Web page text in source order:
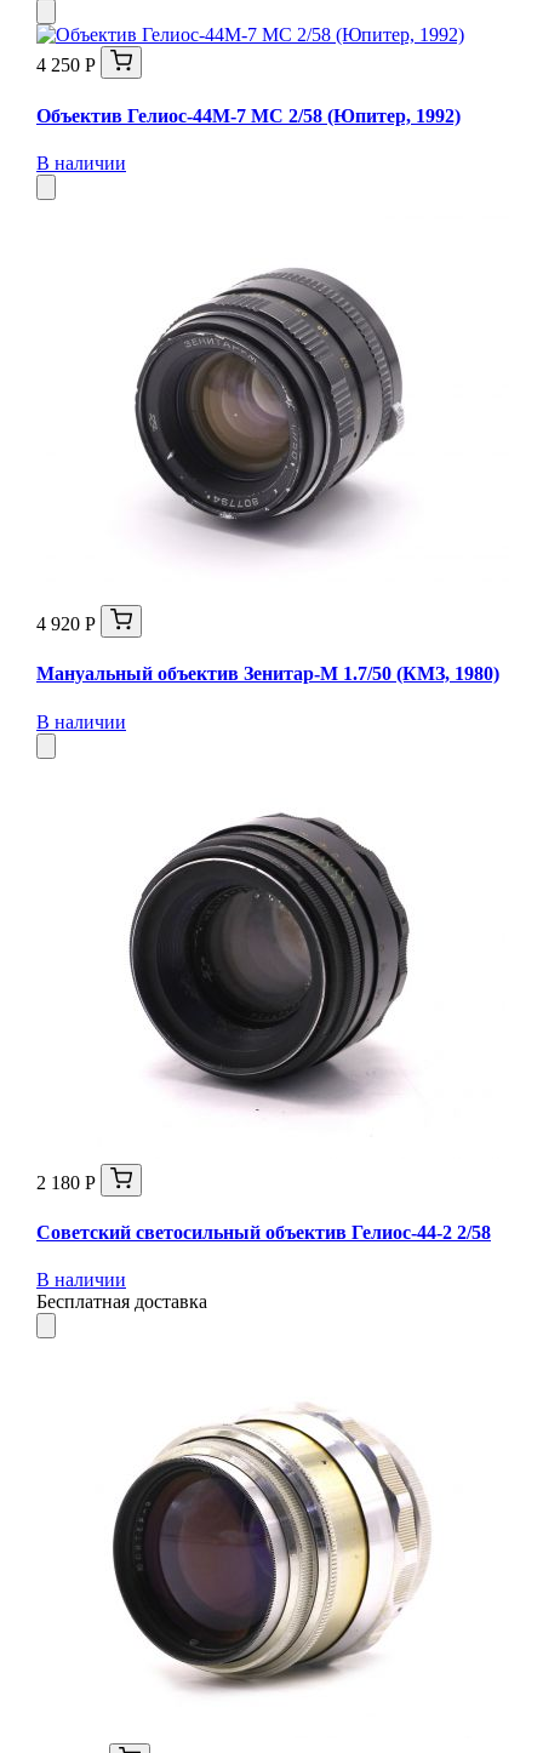
4 250 Р
Объектив Гелиос-44М-7 МС 2/58 (Юпитер, 1992)
В наличии
4 920 Р
Мануальный объектив Зенитар-М 1.7/50 (КМЗ, 1980)
В наличии
2 180 Р
Советский светосильный объектив Гелиос-44-2 2/58
В наличии
Бесплатная доставка